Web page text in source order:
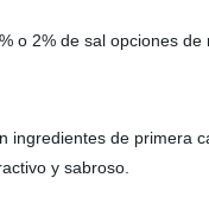
o 2% de sal opciones
ingredientes de primera
y sabroso.